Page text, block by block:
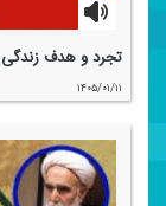
تجرد و هدف
۱۴۰۵/۰۱/۱۱